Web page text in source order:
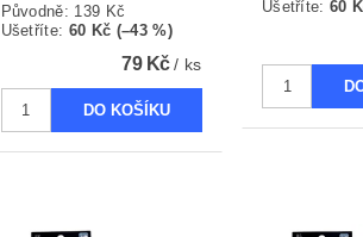
Původně: 139 Kč
Ušetříte: 60 Kč (–43 %)
79 Kč/ ks
Ušetříte:60